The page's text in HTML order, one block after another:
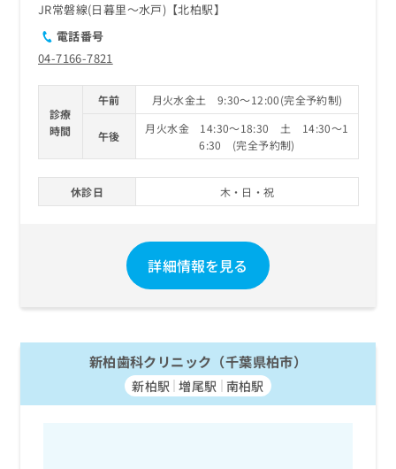
JR常磐線(日暮里～水戸)【北柏駅】
電話番号
04-7166-7821
診療
時間
午前 月火水金土 9:30～12:00(完全予約制)
午後
月火水金 14:30～18:30 土 14:30～1
6:30 (完全予約制)
休診日 木・日・祝
詳細情報を見る
新柏歯科クリニック（千葉県柏市）
新柏駅 増尾駅 南柏駅